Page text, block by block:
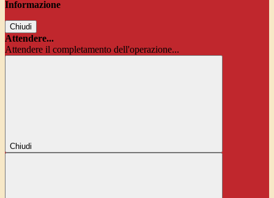
Informazione
Chiudi
Attendere...
Attendere il completamento dell'operazione...
Chiudi